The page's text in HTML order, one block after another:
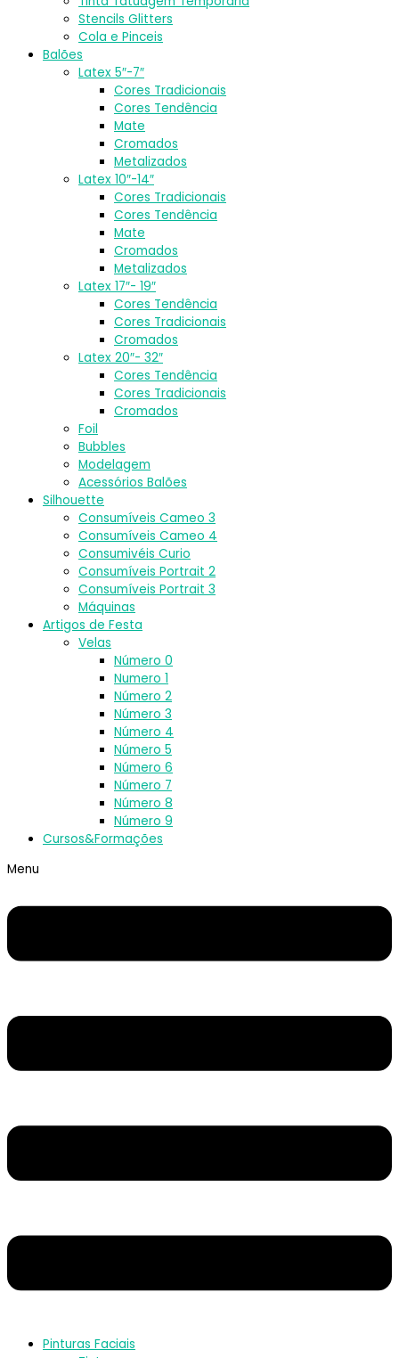
Stencils Glitters
Cola e Pinceis
Balões
Latex 5″-7″
Cores Tradicionais
Cores Tendência
Mate
Cromados
Metalizados
Latex 10″-14″
Cores Tradicionais
Cores Tendência
Mate
Cromados
Metalizados
Latex 17″- 19″
Cores Tendência
Cores Tradicionais
Cromados
Latex 20″- 32″
Cores Tendência
Cores Tradicionais
Cromados
Foil
Bubbles
Modelagem
Acessórios Balões
Silhouette
Consumíveis Cameo 3
Consumíveis Cameo 4
Consumivéis Curio
Consumíveis Portrait 2
Consumíveis Portrait 3
Máquinas
Artigos de Festa
Velas
Número 0
Numero 1
Número 2
Número 3
Número 4
Número 5
Número 6
Número 7
Número 8
Número 9
Cursos&Formações
Menu
Pinturas Faciais